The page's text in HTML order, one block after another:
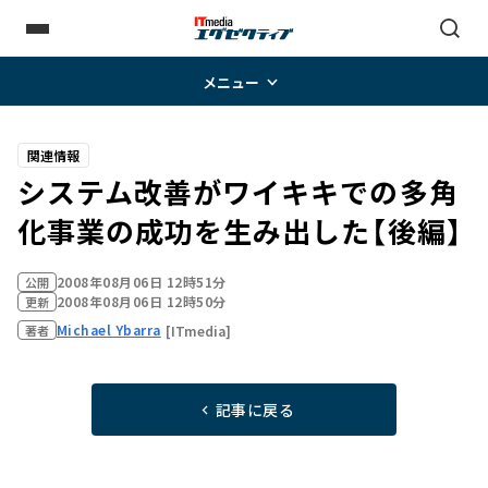
メニュー
関連情報
システム改善がワイキキでの多角
化事業の成功を生み出した【後編】
公開 2008年08月06日 12時51分
更新 2008年08月06日 12時50分
著者 Michael Ybarra [ITmedia]
記事に戻る